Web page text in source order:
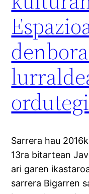
Sarrera hau
13ra bitartean
ari garen
sarrera Bigarren